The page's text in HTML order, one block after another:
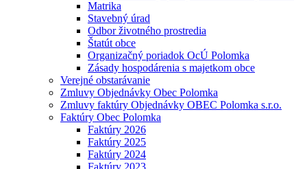
Matrika
Stavebný úrad
Odbor životného prostredia
Štatút obce
Organizačný poriadok OcÚ Polomka
Zásady hospodárenia s majetkom obce
Verejné obstarávanie
Zmluvy Objednávky Obec Polomka
Zmluvy faktúry Objednávky OBEC Polomka s.r.o.
Faktúry Obec Polomka
Faktúry 2026
Faktúry 2025
Faktúry 2024
Faktúry 2023